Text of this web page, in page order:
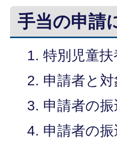
手当の申請
特別児童
申請者と
申請者の
申請者の